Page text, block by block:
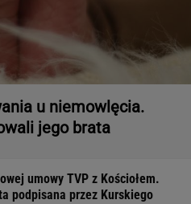
u niemowlęcia.
jego brata
umowy TVP z Kościołem.
podpisana przez Kurskiego